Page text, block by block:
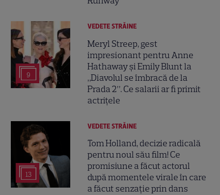
9
VEDETE STRĂINE
Meryl Streep, gest
impresionant pentru Anne
Hathaway și Emily Blunt la
„Diavolul se îmbracă de la
Prada 2”. Ce salarii ar fi primit
actrițele
13
VEDETE STRĂINE
Tom Holland, decizie radicală
pentru noul său film! Ce
promisiune a făcut actorul
după momentele virale în care
a făcut senzație prin dans